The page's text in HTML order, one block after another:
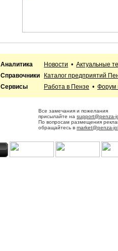
Аналитика Новости • Актуальные
Справочники
Каталог предприятий
Сервисы
Работа в Пензе • Форум
Все замечания и пожелания
присылайте на support@penza-
По вопросам размещения
обращайтесь в market@penza-